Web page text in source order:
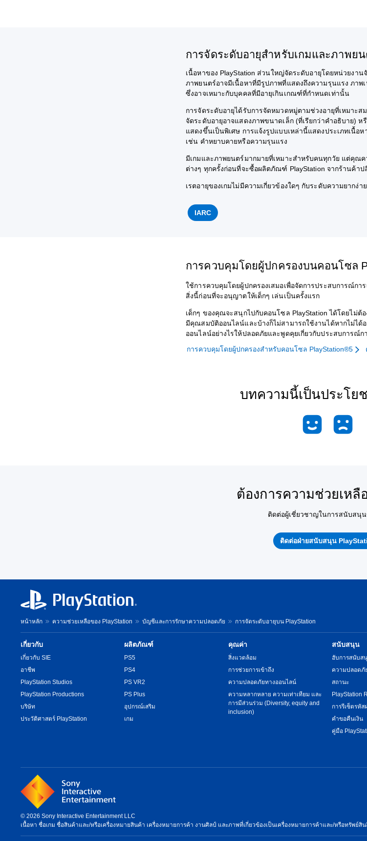
การจัดระดับอายุสำหรับเกมและภาพยน
เนื้อหาของ PlayStation ส่วนใหญ่จัดระดับอายุโดยหน่วยงาน
ภาพยนตร์อาจมีเนื้อหาที่มีรูปภาพที่แสดงถึงความรุนแรง ภาพ
ซึ่งอาจเหมาะกับบุคคลที่มีอายุเกินเกณฑ์ที่กำหนดเท่านั้น
การจัดระดับอายุได้รับการจัดหมวดหมู่ตามช่วงอายุที่เหมาะส
จัดระดับอายุอาจแสดงภาพขนาดเล็ก (ที่เรียกว่าคำอธิบาย)
แสดงขึ้นเป็นพิเศษ การแจ้งรูปแบบเหล่านี้แสดงประเภทเนื้
เช่น คำหยาบคายหรือความรุนแรง
มีเกมและภาพยนตร์มากมายที่เหมาะสำหรับคนทุกวัย แต่คุณค
ต่างๆ ทุกครั้งก่อนที่จะซื้อผลิตภัณฑ์ PlayStation จากร้านค้าป
เรตอายุของเกมไม่มีความเกี่ยวข้องใดๆ กับระดับความยากง่า
IARC
การควบคุมโดยผู้ปกครองบนคอนโซล
ใช้การควบคุมโดยผู้ปกครองเสมอเพื่อจัดการประสบการณ์กา
สิ่งนี้ก่อนที่จะอนุญาตให้เด็กๆ เล่นเป็นครั้งแรก
เด็กๆ ของคุณจะสนุกไปกับคอนโซล PlayStation ได้โดยไม่
มีคุณสมบัติออนไลน์และบ้างก็ไม่สามารถใช้งานได้หากไม่ได้
ออนไลน์อย่างไรให้ปลอดภัยและพูดคุยเกี่ยวกับประสบการณ์ก
การควบคุมโดยผู้ปกครองสำหรับคอนโซล PlayStation®5
บทความนี้เป็นประโย
ต้องการความช่วยเหลื
ติดต่อผู้เชี่ยวชาญในการสนับสนุน
ติดต่อฝ่ายสนับสนุน
หน้าหลัก ความช่วยเหลือของ PlayStation บัญชีและการรักษาความปลอดภัย การจัดระดับอายุบน PlayStation
เกี่ยวกับ
เกี่ยวกับ SIE
อาชีพ
PlayStation Studios
PlayStation Productions
บริษัท
ประวัติศาสตร์ PlayStation
ผลิตภัณฑ์
PS5
PS4
PS VR2
PS Plus
อุปกรณ์เสริม
เกม
คุณค่า
สิ่งแวดล้อม
การช่วยการเข้าถึง
ความปลอดภัยทางออนไลน์
ความหลากหลาย ความเท่าเทียม และ
การมีส่วนร่วม (Diversity, equity and
inclusion)
สนับสนุน
ฮับการสนับส
ความปลอดภั
สถานะ
PlayStation
การรีเซ็ตรหัส
คำขอคืนเงิน
คู่มือ
© 2026 Sony Interactive Entertainment LLC
เนื้อหา ชื่อเกม ชื่อสินค้าและ/หรือเครื่องหมายสินค้า เครื่องหมายการค้า งานศิลป์ และภาพที่เกี่ยวข้องเป็นเครื่องหมายการค้าและ/หรือทรัพย์สิ